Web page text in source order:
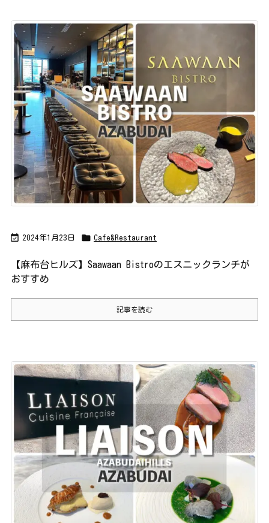
 2024年1月23日  Cafe&Restaurant
【麻布台ヒルズ】Saawaan Bistroのエスニックランチが
おすすめ
記事を読む